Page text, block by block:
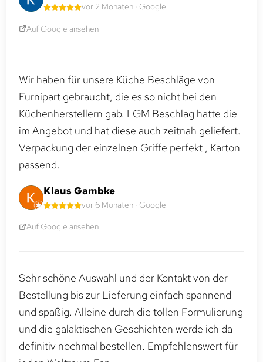
vor 2 Monaten · Google
Auf Google ansehen
Wir haben für unsere Küche Beschläge von
Furnipart gebraucht, die es so nicht bei den
Küchenherstellern gab. LGM Beschlag hatte die
im Angebot und hat diese auch zeitnah geliefert.
Verpackung der einzelnen Griffe perfekt , Karton
passend.
Klaus Gambke
vor 6 Monaten · Google
Auf Google ansehen
Sehr schöne Auswahl und der Kontakt von der
Bestellung bis zur Lieferung einfach spannend
und spaßig. Alleine durch die tollen Formulierung
und die galaktischen Geschichten werde ich da
definitiv nochmal bestellen. Empfehlenswert für